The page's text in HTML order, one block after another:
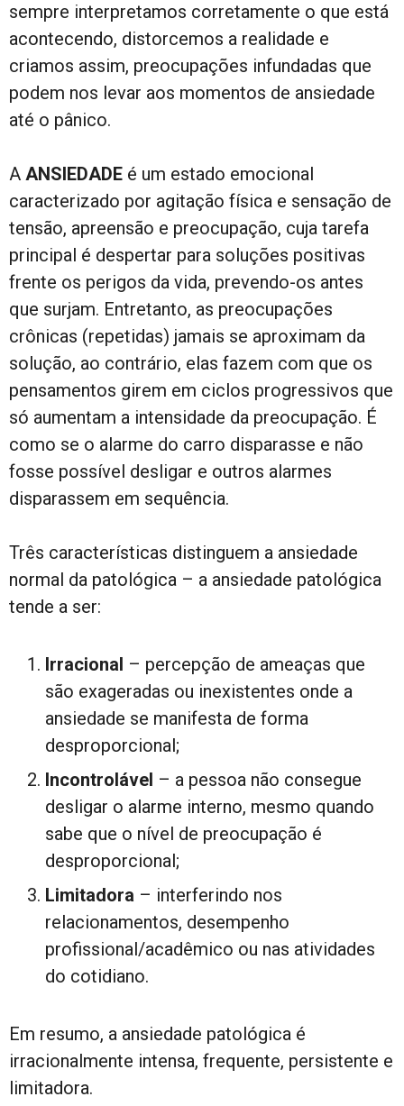
sempre interpretamos corretamente o que está
acontecendo, distorcemos a realidade e
criamos assim, preocupações infundadas que
podem nos levar aos momentos de ansiedade
até o pânico.
A ANSIEDADE é um estado emocional
caracterizado por agitação física e sensação de
tensão, apreensão e preocupação, cuja tarefa
principal é despertar para soluções positivas
frente os perigos da vida, prevendo-os antes
que surjam. Entretanto, as preocupações
crônicas (repetidas) jamais se aproximam da
solução, ao contrário, elas fazem com que os
pensamentos girem em ciclos progressivos que
só aumentam a intensidade da preocupação. É
como se o alarme do carro disparasse e não
fosse possível desligar e outros alarmes
disparassem em sequência.
Três características distinguem a ansiedade
normal da patológica – a ansiedade patológica
tende a ser:
Irracional – percepção de ameaças que
são exageradas ou inexistentes onde a
ansiedade se manifesta de forma
desproporcional;
Incontrolável – a pessoa não consegue
desligar o alarme interno, mesmo quando
sabe que o nível de preocupação é
desproporcional;
Limitadora – interferindo nos
relacionamentos, desempenho
profissional/acadêmico ou nas atividades
do cotidiano.
Em resumo, a ansiedade patológica é
irracionalmente intensa, frequente, persistente e
limitadora.